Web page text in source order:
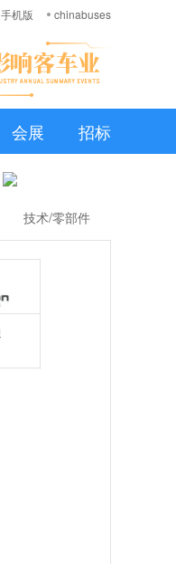
手机版 chinabuses
会展 招标
技术/零部件